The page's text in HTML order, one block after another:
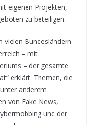
eigenen Projekten,
zu beteiligen.
vielen Bundesländern
– mit
– der gesamte
erklärt. Themen, die
anderem
von Fake News,
und der